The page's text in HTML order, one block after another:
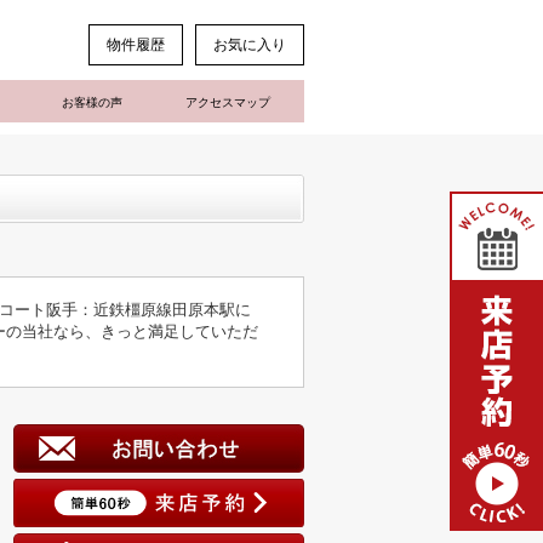
物件履歴 お気に入り
お客様の声 アクセスマップ
ート阪手：近鉄橿原線田原本駅に
当社なら、きっと満足していただ